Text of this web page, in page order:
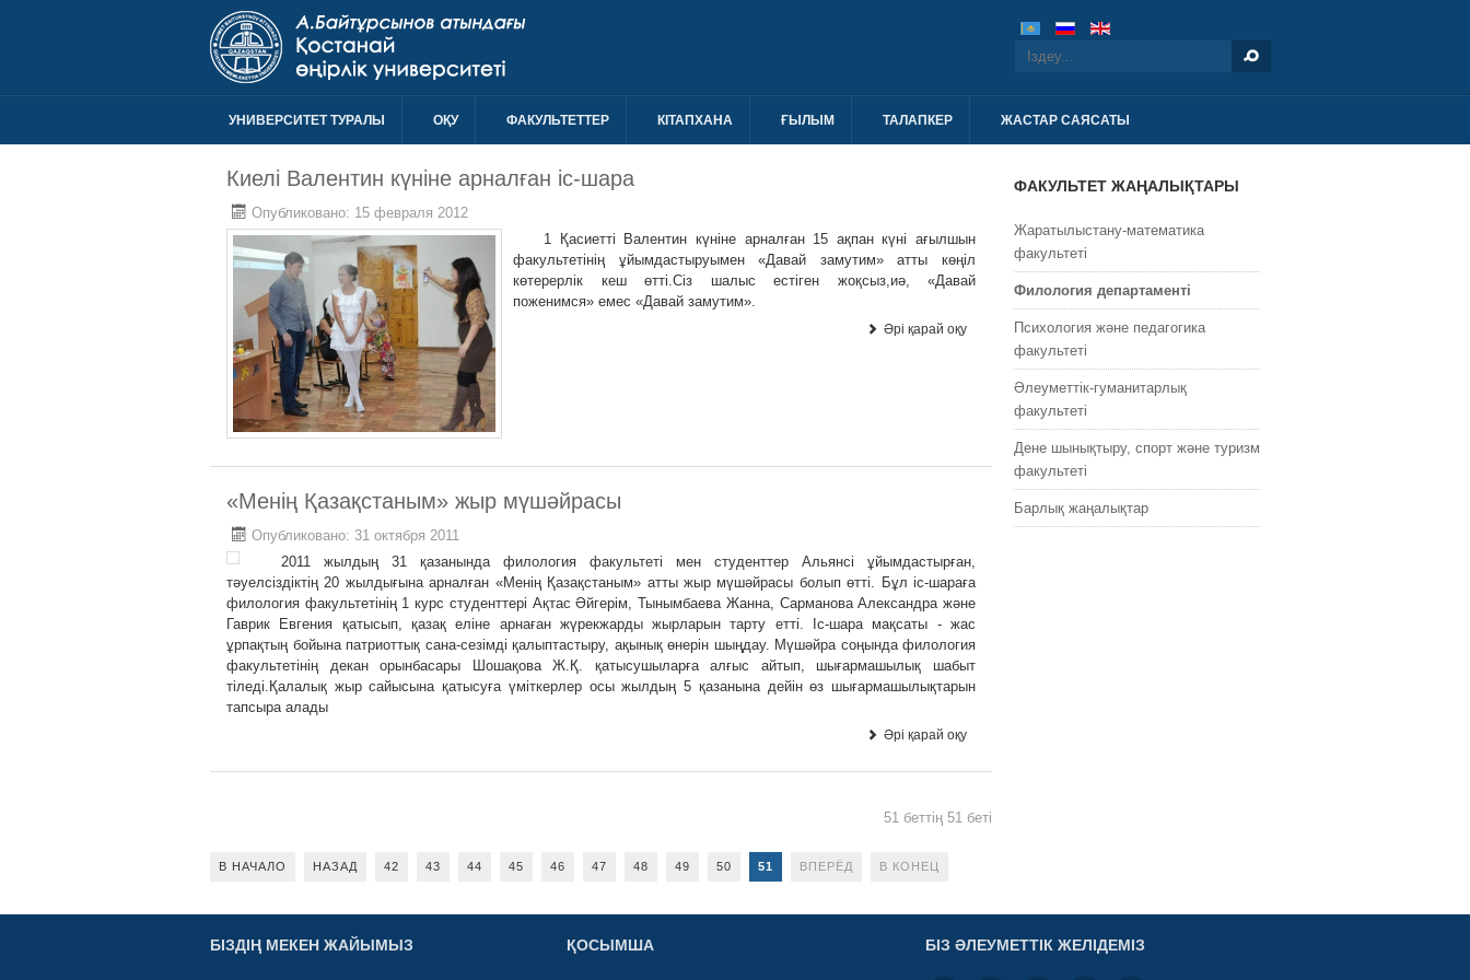
УНИВЕРСИТЕТ ТУРАЛЫ ОҚУ ФАКУЛЬТЕТТЕР КIТАПХАНА ҒЫЛЫМ ТАЛАПКЕР ЖАСТАР САЯСАТЫ
Киелі Валентин күніне арналған іс-шара
Опубликовано: 15 февраля 2012
1 Қасиетті Валентин күніне арналған 15 ақпан күні ағылшын
факультетінің ұйымдастыруымен «Давай замутим» атты көңіл
көтерерлік кеш өтті.Сіз шалыс естіген жоқсыз,иә, «Давай
поженимся» емес «Давай замутим».
Әрі қарай оқу
«Менің Қазақстаным» жыр мүшәйрасы
Опубликовано: 31 октября 2011
2011 жылдың 31 қазанында филология факультеті мен студенттер Альянсі ұйымдастырған,
тәуелсіздіктің 20 жылдығына арналған «Менің Қазақстаным» атты жыр мүшәйрасы болып өтті. Бұл іс-шараға
филология факультетінің 1 курс студенттері Ақтас Әйгерім, Тынымбаева Жанна, Сарманова Александра және
Гаврик Евгения қатысып, қазақ еліне арнаған жүрекжарды жырларын тарту етті. Іс-шара мақсаты - жас
ұрпақтың бойына патриоттық сана-сезімді қалыптастыру, ақынық өнерін шыңдау. Мүшәйра соңында филология
факультетінің декан орынбасары Шошақова Ж.Қ. қатысушыларға алғыс айтып, шығармашылық шабыт
тіледі.Қалалық жыр сайысына қатысуға үміткерлер осы жылдың 5 қазанына дейін өз шығармашылықтарын
тапсыра алады
Әрі қарай оқу
51 беттің 51 беті
В НАЧАЛО НАЗАД 42 43 44 45 46 47 48 49 50 51 ВПЕРЁД В КОНЕЦ
ФАКУЛЬТЕТ ЖАҢАЛЫҚТАРЫ
Жаратылыстану-математика
факультеті
Филология департаменті
Психология және педагогика
факультеті
Әлеуметтік-гуманитарлық
факультеті
Дене шынықтыру, спорт және туризм
факультеті
Барлық жаңалықтар
БІЗДІҢ МЕКЕН ЖАЙЫМЫЗ ҚОСЫМША БІЗ ӘЛЕУМЕТТІК ЖЕЛІДЕМІЗ